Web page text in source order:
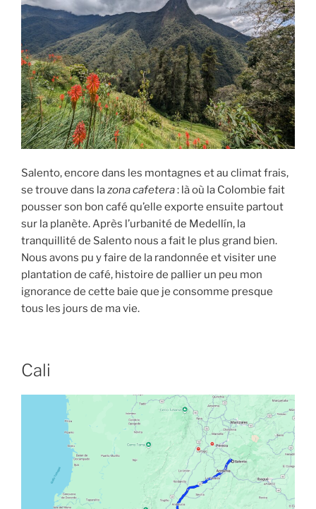
Salento, encore dans les montagnes et au climat frais,
se trouve dans lazona cafetera: là où la Colombie fait
pousser son bon café qu’elle exporte ensuite partout
sur la planète. Après l’urbanité de Medellín, la
tranquillité de Salento nous a fait le plus grand bien.
Nous avons pu y faire de la randonnée et visiter une
plantation de café, histoire de pallier un peu mon
ignorance de cette baie que je consomme presque
tous les jours de ma vie.
Cali